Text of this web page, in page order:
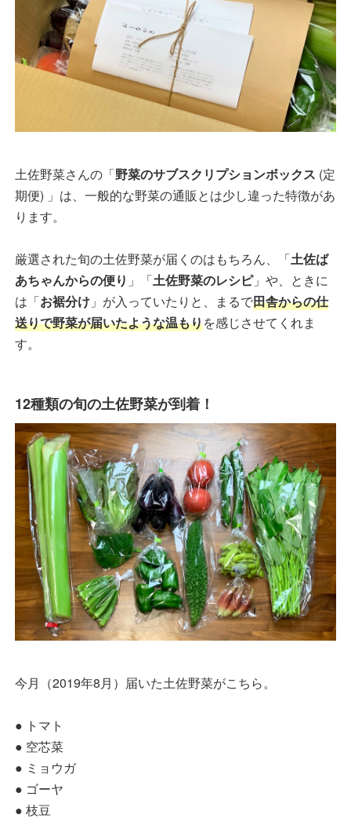
土佐野菜さんの「野菜のサブスクリプションボックス (定
期便) 」は、一般的な野菜の通販とは少し違った特徴があ
ります。
厳選された旬の土佐野菜が届くのはもちろん、「土佐ば
あちゃんからの便り 」「土佐野菜のレシピ」や、ときに
は「お裾分け 」が入っていたりと、まるで田舎からの仕
送りで野菜が届いたような温もりを感じさせてくれま
す。
12種類の旬の土佐野菜が到着！
今月（2019年8月）届いた土佐野菜がこちら。
● トマト
● 空芯菜
● ミョウガ
● ゴーヤ
● 枝豆